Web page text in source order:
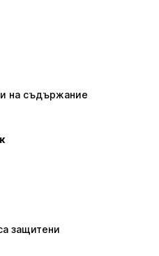
на съдържание
защитени